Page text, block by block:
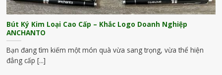
Bút Ký Kim Loại Cao Cấp – Khắc Logo Doanh Nghiệp
ANCHANTO
Bạn đang tìm kiếm một món quà vừa sang trọng, vừa thể hiện
đẳng cấp [...]